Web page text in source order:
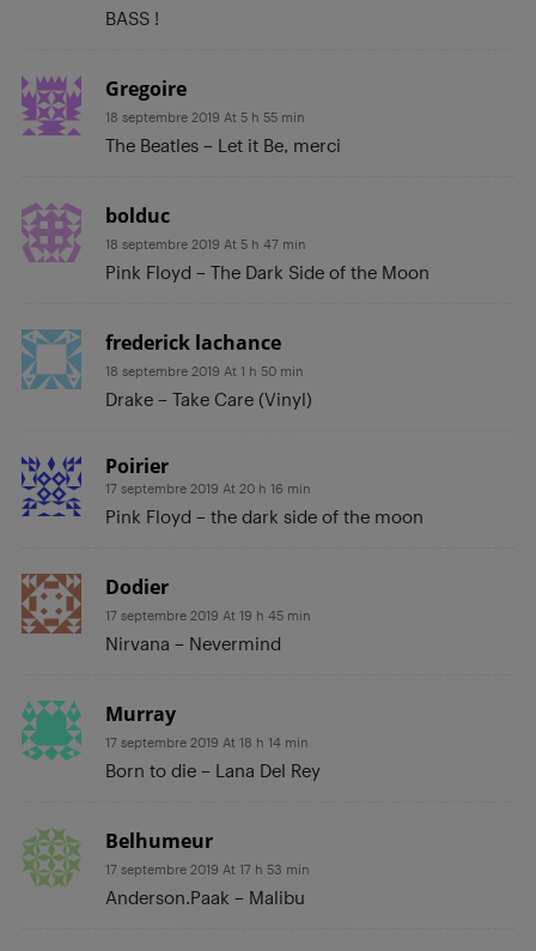
BASS !
Gregoire
18 septembre 2019 At 5 h 55 min
The Beatles – Let it Be, merci
bolduc
18 septembre 2019 At 5 h 47 min
Pink Floyd – The Dark Side of the Moon
frederick lachance
18 septembre 2019 At 1 h 50 min
Drake – Take Care (Vinyl)
Poirier
17 septembre 2019 At 20 h 16 min
Pink Floyd – the dark side of the moon
Dodier
17 septembre 2019 At 19 h 45 min
Nirvana – Nevermind
Murray
17 septembre 2019 At 18 h 14 min
Born to die – Lana Del Rey
Belhumeur
17 septembre 2019 At 17 h 53 min
Anderson.Paak – Malibu